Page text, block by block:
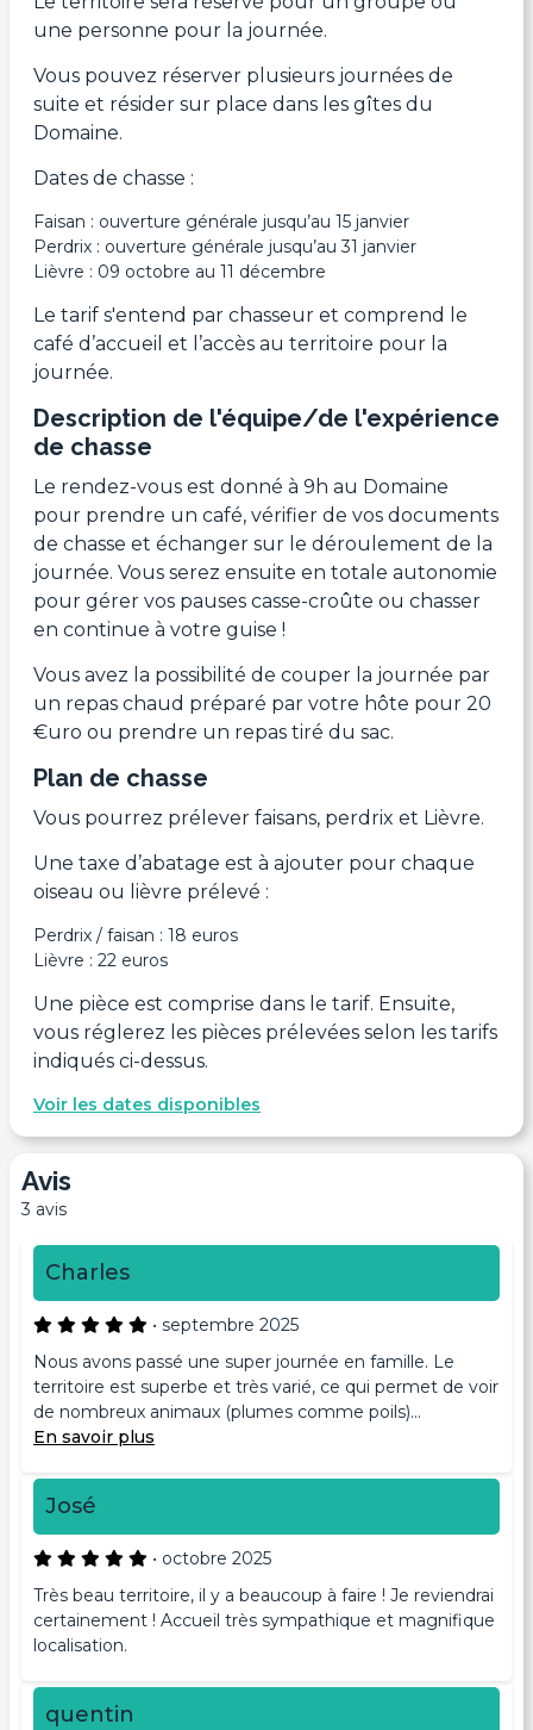
une personne pour la journée.
Vous pouvez réserver plusieurs journées de
suite et résider sur place dans les gîtes du
Domaine.
Dates de chasse :
Faisan : ouverture générale jusqu’au 15 janvier
Perdrix : ouverture générale jusqu’au 31 janvier
Lièvre : 09 octobre au 11 décembre
Le tarif s'entend par chasseur et comprend le
café d’accueil et l’accès au territoire pour la
journée.
Description de l'équipe/de l'expérience
de chasse
Le rendez-vous est donné à 9h au Domaine
pour prendre un café, vérifier de vos documents
de chasse et échanger sur le déroulement de la
journée. Vous serez ensuite en totale autonomie
pour gérer vos pauses casse-croûte ou chasser
en continue à votre guise !
Vous avez la possibilité de couper la journée par
un repas chaud préparé par votre hôte pour 20
€uro ou prendre un repas tiré du sac.
Plan de chasse
Vous pourrez prélever faisans, perdrix et Lièvre.
Une taxe d’abatage est à ajouter pour chaque
oiseau ou lièvre prélevé :
Perdrix / faisan : 18 euros
Lièvre : 22 euros
Une pièce est comprise dans le tarif. Ensuite,
vous réglerez les pièces prélevées selon les tarifs
indiqués ci-dessus.
Voir les dates disponibles
Avis
3 avis
Charles
• septembre 2025
Nous avons passé une super journée en famille. Le
territoire est superbe et très varié, ce qui permet de voir
de nombreux animaux (plumes comme poils)...
En savoir plus
José
• octobre 2025
Très beau territoire, il y a beaucoup à faire ! Je reviendrai
certainement ! Accueil très sympathique et magnifique
localisation.
quentin